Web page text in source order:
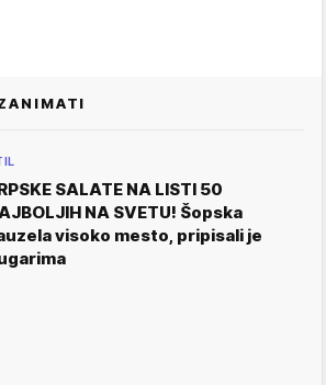
SALATE NA LISTI 50
NA SVETU! Šopska
visoko mesto, pripisali je